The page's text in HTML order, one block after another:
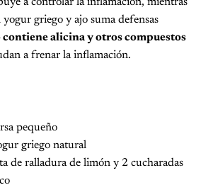
a controlar la inflamación, mientras
griego y ajo suma defensas
contiene alicina y otros compuestos
a frenar la inflamación.
pequeño
griego natural
de ralladura de limón y 2 cucharadas